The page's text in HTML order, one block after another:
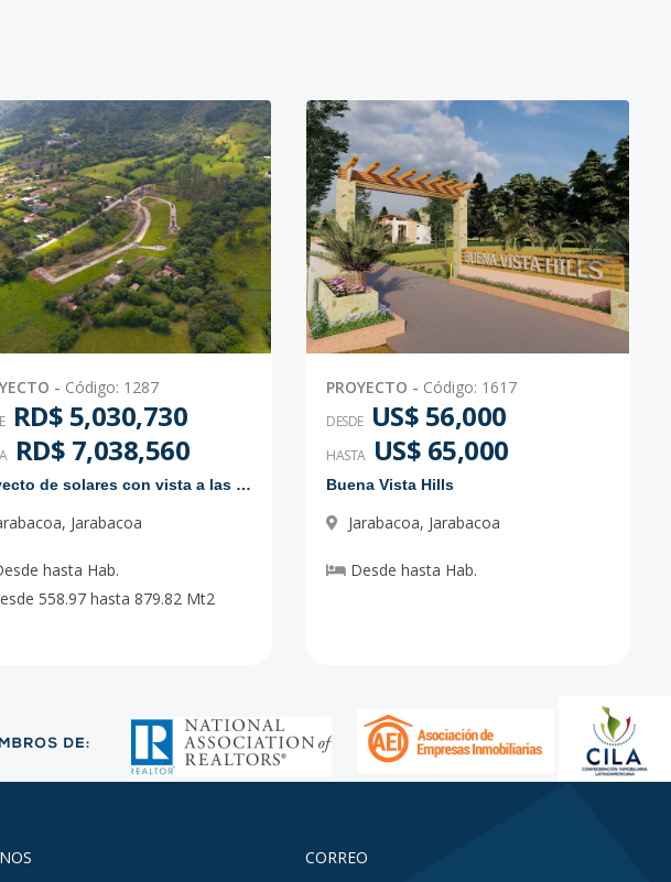
- Código: 1287
RD$ 5,030,730
RD$ 7,038,560
Proyecto de solares con vista a las montañas
, Jarabacoa
hasta Hab.
558.97 hasta 879.82 Mt2
PROYECTO - Código: 1617
DESDE US$ 56,000
HASTA US$ 65,000
Buena Vista Hills
Jarabacoa, Jarabacoa
Desde hasta Hab.
CORREO